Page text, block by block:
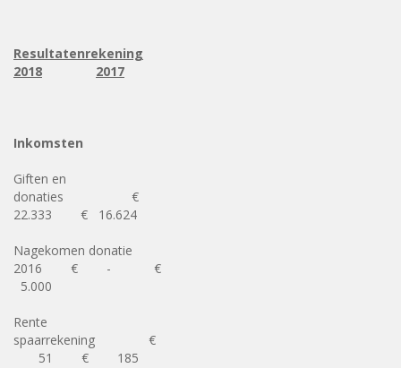
Resultatenrekening
2018
2017
Inkomsten
Giften en
donaties €
22.333 € 16.624
Nagekomen donatie
2016 € - €
5.000
Rente
spaarrekening €
51 € 185